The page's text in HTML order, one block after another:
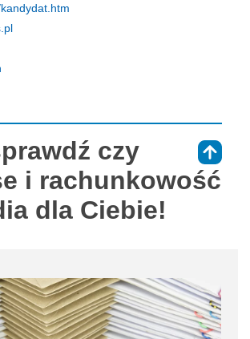
czy
i rachunkowość
dla Ciebie!